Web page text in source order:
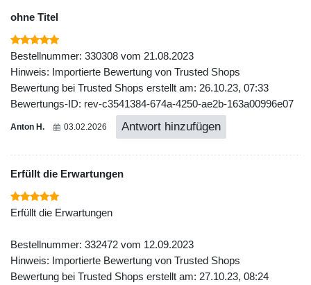
ohne Titel
Bestellnummer: 330308 vom 21.08.2023
Hinweis: Importierte Bewertung von Trusted Shops
Bewertung bei Trusted Shops erstellt am: 26.10.23, 07:33
Bewertungs-ID: rev-c3541384-674a-4250-ae2b-163a00996e07
Anton H. 03.02.2026 Antwort hinzufügen
Erfüllt die Erwartungen
Erfüllt die Erwartungen
Bestellnummer: 332472 vom 12.09.2023
Hinweis: Importierte Bewertung von Trusted Shops
Bewertung bei Trusted Shops erstellt am: 27.10.23, 08:24